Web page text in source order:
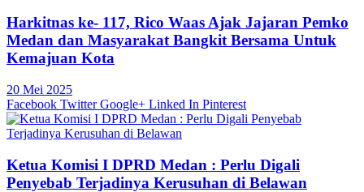
Harkitnas ke- 117, Rico Waas Ajak Jajaran Pemko
Medan dan Masyarakat Bangkit Bersama Untuk
Kemajuan Kota
20 Mei 2025
Facebook Twitter Google+ Linked In Pinterest
Ketua Komisi I DPRD Medan : Perlu Digali
Penyebab Terjadinya Kerusuhan di Belawan